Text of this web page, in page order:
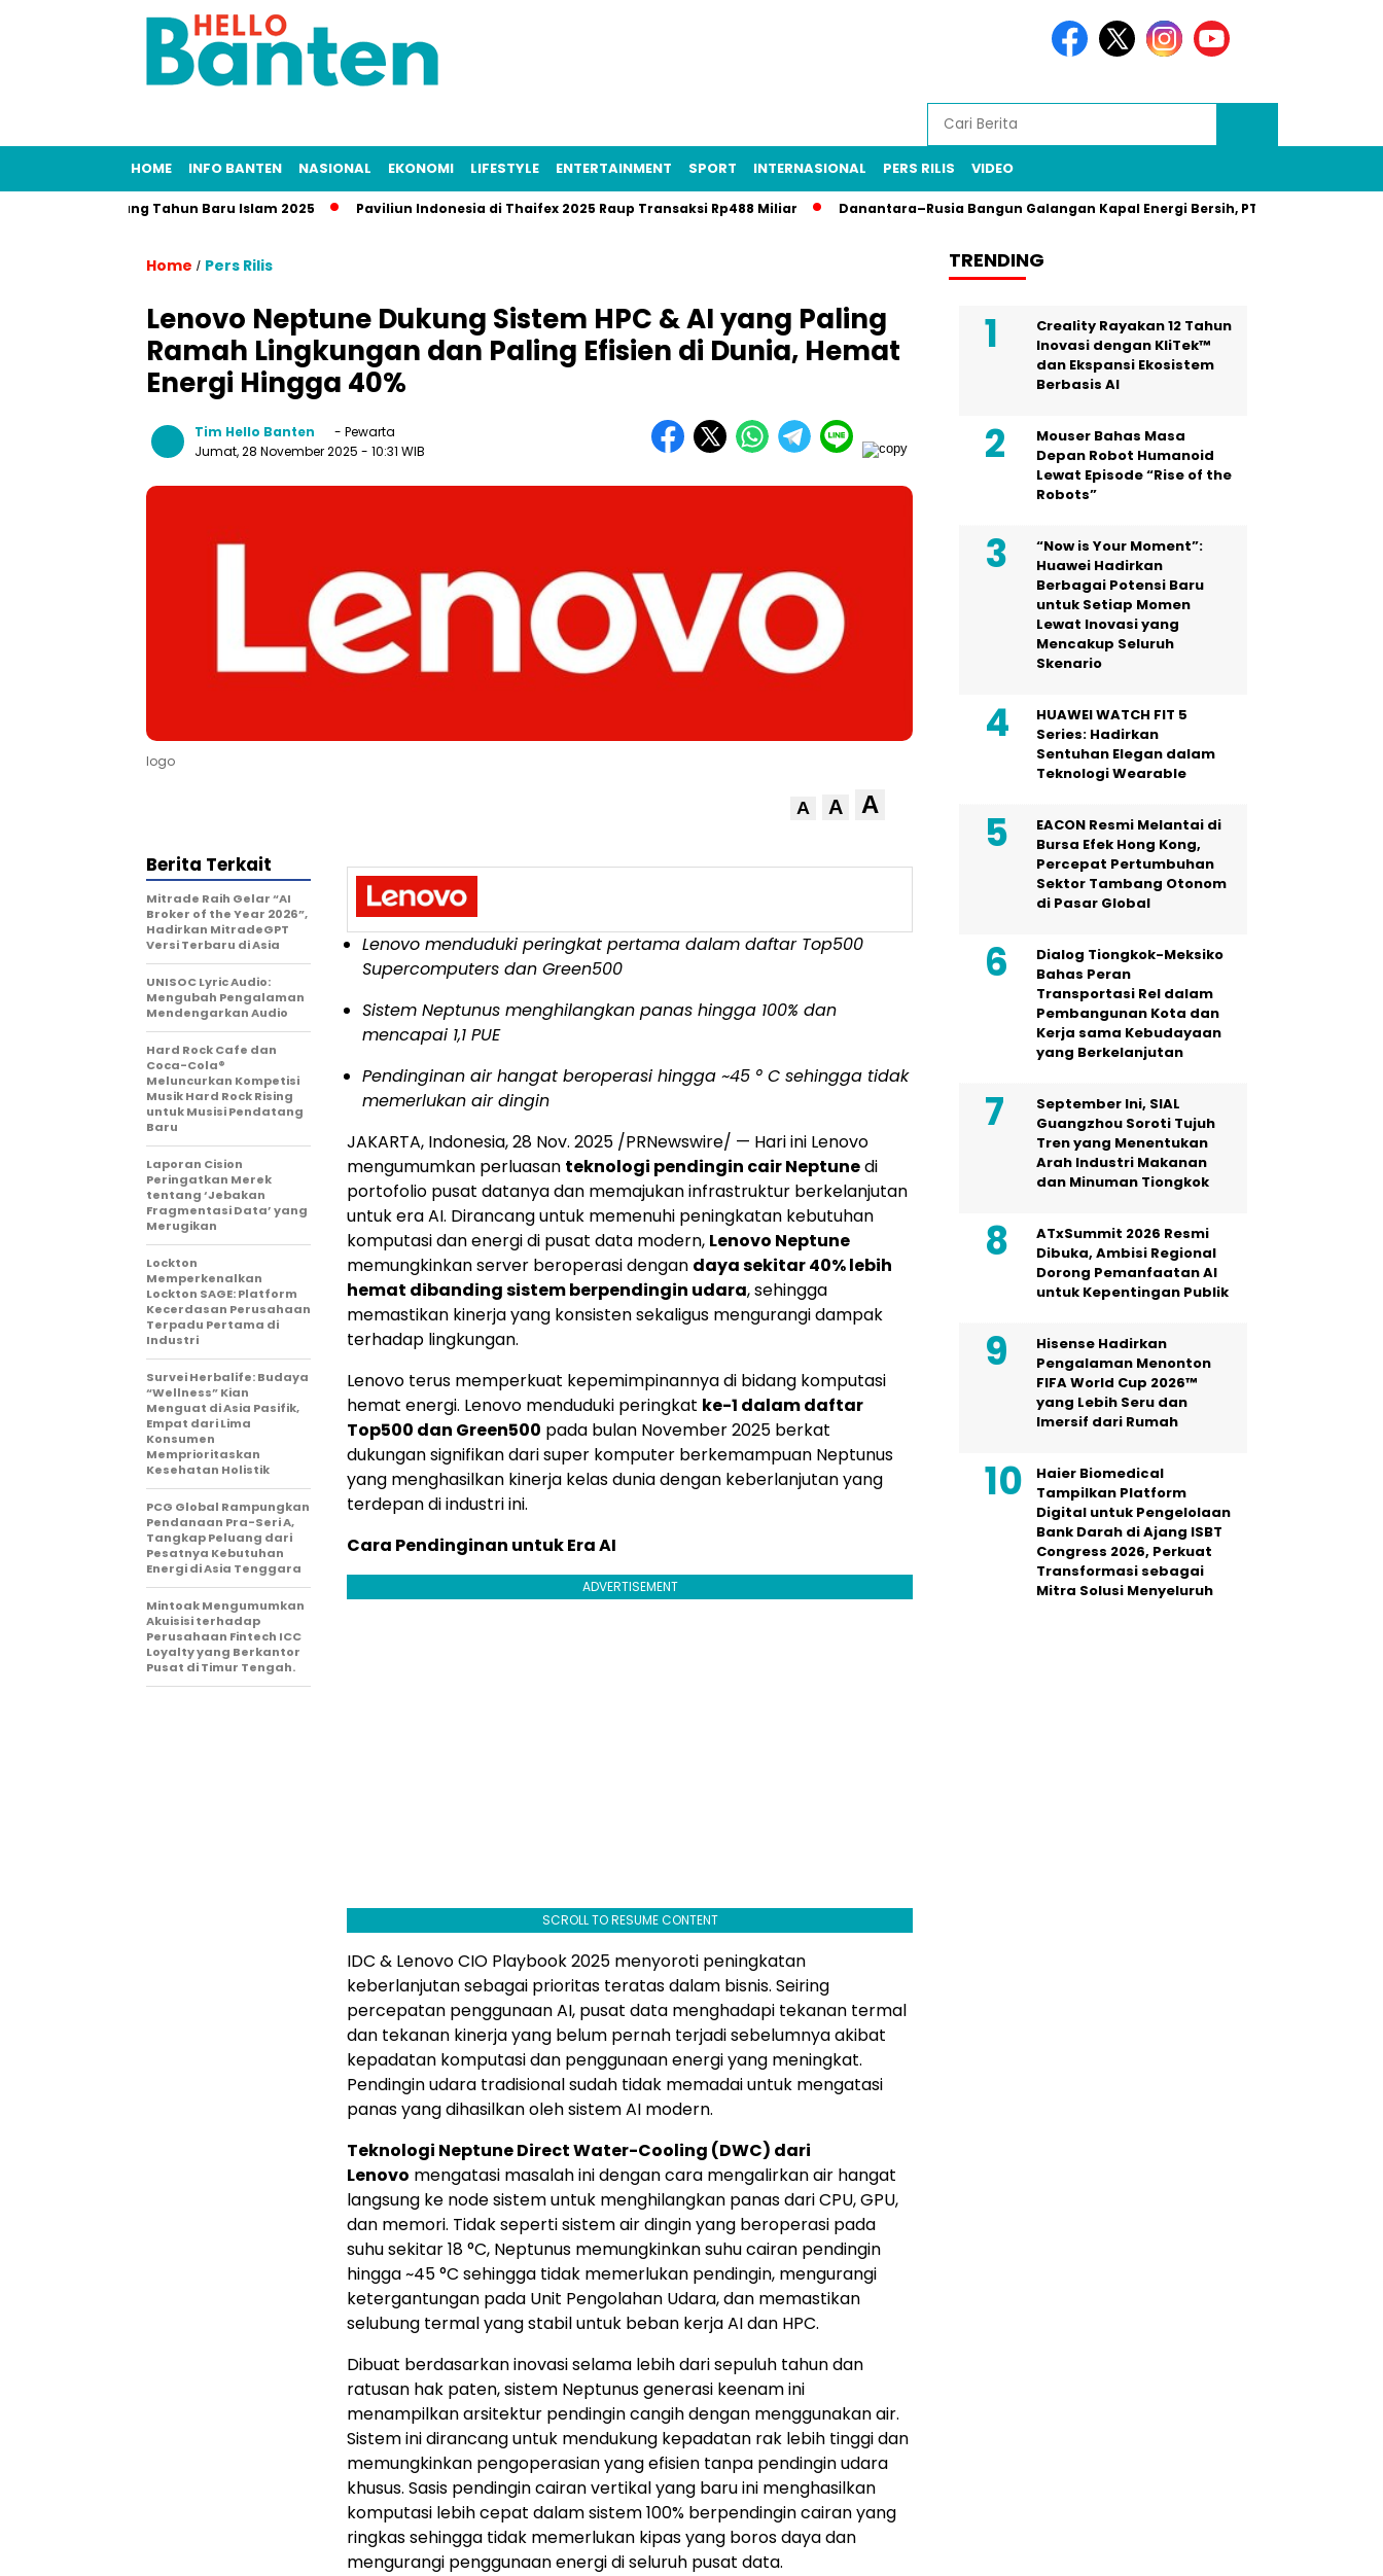
HOME INFO BANTEN NASIONAL EKONOMI LIFESTYLE ENTERTAINMENT SPORT INTERNASIONAL PERS RILIS VIDEO
Libur Panjang Tahun Baru Islam 2025 Paviliun Indonesia di Thaifex 2025 Raup Transaksi Rp488 Miliar Danantara–Rusia Bangun Galangan Kapal Energi Bersih, PT PAL Jadi Pilar
Home / Pers Rilis
Lenovo Neptune Dukung Sistem HPC & AI yang Paling
Ramah Lingkungan dan Paling Efisien di Dunia, Hemat
Energi Hingga 40%
Tim Hello Banten
- Pewarta
Jumat, 28 November 2025 - 10:31 WIB
logo
A A A
Lenovo menduduki peringkat pertama dalam daftar Top500
Supercomputers dan Green500
Sistem Neptunus menghilangkan panas hingga 100% dan
mencapai 1,1 PUE
Pendinginan air hangat beroperasi hingga ~45 ° C sehingga tidak
memerlukan air dingin
JAKARTA, Indonesia,28 Nov. 2025 /PRNewswire/ — Hari ini Lenovo
mengumumkan perluasan teknologi pendingin cair Neptunedi
portofolio pusat datanya dan memajukan infrastruktur berkelanjutan
untuk era AI. Dirancang untuk memenuhi peningkatan kebutuhan
komputasi dan energi di pusat data modern, Lenovo Neptune
memungkinkan server beroperasi dengan daya sekitar 40% lebih
hemat dibanding sistem berpendingin udara, sehingga
memastikan kinerja yang konsisten sekaligus mengurangi dampak
terhadap lingkungan.
Lenovo terus memperkuat kepemimpinannya di bidang komputasi
hemat energi. Lenovo menduduki peringkat ke-1 dalam daftar
Top500 dan Green500 pada bulan November 2025 berkat
dukungan signifikan dari super komputer berkemampuan Neptunus
yang menghasilkan kinerja kelas dunia dengan keberlanjutan yang
terdepan di industri ini.
Cara Pendinginan untuk Era AI
ADVERTISEMENT
SCROLL TO RESUME CONTENT
IDC & Lenovo CIO Playbook 2025 menyoroti peningkatan
keberlanjutan sebagai prioritas teratas dalam bisnis. Seiring
percepatan penggunaan AI, pusat data menghadapi tekanan termal
dan tekanan kinerja yang belum pernah terjadi sebelumnya akibat
kepadatan komputasi dan penggunaan energi yang meningkat.
Pendingin udara tradisional sudah tidak memadai untuk mengatasi
panas yang dihasilkan oleh sistem AI modern.
Teknologi Neptune Direct Water-Cooling (DWC) dari
Lenovo mengatasi masalah ini dengan cara mengalirkan air hangat
langsung ke node sistem untuk menghilangkan panas dari CPU, GPU,
dan memori. Tidak seperti sistem air dingin yang beroperasi pada
suhu sekitar 18 °C, Neptunus memungkinkan suhu cairan pendingin
hingga ~45 °C sehingga tidak memerlukan pendingin, mengurangi
ketergantungan pada Unit Pengolahan Udara, dan memastikan
selubung termal yang stabil untuk beban kerja AI dan HPC.
Dibuat berdasarkan inovasi selama lebih dari sepuluh tahun dan
ratusan hak paten, sistem Neptunus generasi keenam ini
menampilkan arsitektur pendingin cangih dengan menggunakan air.
Sistem ini dirancang untuk mendukung kepadatan rak lebih tinggi dan
memungkinkan pengoperasian yang efisien tanpa pendingin udara
khusus. Sasis pendingin cairan vertikal yang baru ini menghasilkan
komputasi lebih cepat dalam sistem 100% berpendingin cairan yang
ringkas sehingga tidak memerlukan kipas yang boros daya dan
mengurangi penggunaan energi di seluruh pusat data.
Berita Terkait
Mitrade Raih Gelar “AI
Broker of the Year 2026”,
Hadirkan MitradeGPT
Versi Terbaru di Asia
UNISOC Lyric Audio:
Mengubah Pengalaman
Mendengarkan Audio
Hard Rock Cafe dan
Coca-Cola®
Meluncurkan Kompetisi
Musik Hard Rock Rising
untuk Musisi Pendatang
Baru
Laporan Cision
Peringatkan Merek
tentang ‘Jebakan
Fragmentasi Data’ yang
Merugikan
Lockton
Memperkenalkan
Lockton SAGE: Platform
Kecerdasan Perusahaan
Terpadu Pertama di
Industri
Survei Herbalife: Budaya
“Wellness” Kian
Menguat di Asia Pasifik,
Empat dari Lima
Konsumen
Memprioritaskan
Kesehatan Holistik
PCG Global Rampungkan
Pendanaan Pra-Seri A,
Tangkap Peluang dari
Pesatnya Kebutuhan
Energi di Asia Tenggara
Mintoak Mengumumkan
Akuisisi terhadap
Perusahaan Fintech ICC
Loyalty yang Berkantor
Pusat di Timur Tengah.
TRENDING
Creality Rayakan 12 Tahun
Inovasi dengan KliTek™
dan Ekspansi Ekosistem
Berbasis AI
Mouser Bahas Masa
Depan Robot Humanoid
Lewat Episode “Rise of the
Robots”
“Now is Your Moment”:
Huawei Hadirkan
Berbagai Potensi Baru
untuk Setiap Momen
Lewat Inovasi yang
Mencakup Seluruh
Skenario
HUAWEI WATCH FIT 5
Series: Hadirkan
Sentuhan Elegan dalam
Teknologi Wearable
EACON Resmi Melantai di
Bursa Efek Hong Kong,
Percepat Pertumbuhan
Sektor Tambang Otonom
di Pasar Global
Dialog Tiongkok-Meksiko
Bahas Peran
Transportasi Rel dalam
Pembangunan Kota dan
Kerja sama Kebudayaan
yang Berkelanjutan
September Ini, SIAL
Guangzhou Soroti Tujuh
Tren yang Menentukan
Arah Industri Makanan
dan Minuman Tiongkok
ATxSummit 2026 Resmi
Dibuka, Ambisi Regional
Dorong Pemanfaatan AI
untuk Kepentingan Publik
Hisense Hadirkan
Pengalaman Menonton
FIFA World Cup 2026™
yang Lebih Seru dan
Imersif dari Rumah
Haier Biomedical
Tampilkan Platform
Digital untuk Pengelolaan
Bank Darah di Ajang ISBT
Congress 2026, Perkuat
Transformasi sebagai
Mitra Solusi Menyeluruh